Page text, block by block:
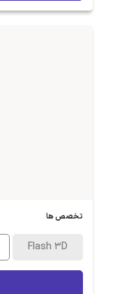
تخصص ها
Flash 3D